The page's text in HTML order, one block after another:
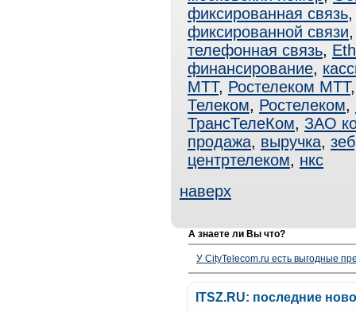
фиксированная связь
фиксированной связи
телефонная связь,
финансирование,
МТТ, Ростелеком МТТ
Телеком, Ростелеком,
ТрансТелеКом, ЗАО
продажа, выручка,
центртелеком, нкс
наверх
А знаете ли Вы что?
У CityTelecom.ru есть выгодные
ITSZ.RU: последние